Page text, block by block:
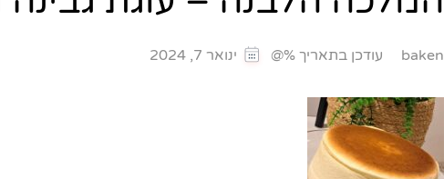
baken עודכן בתאריך %@ ינואר 7, 2024